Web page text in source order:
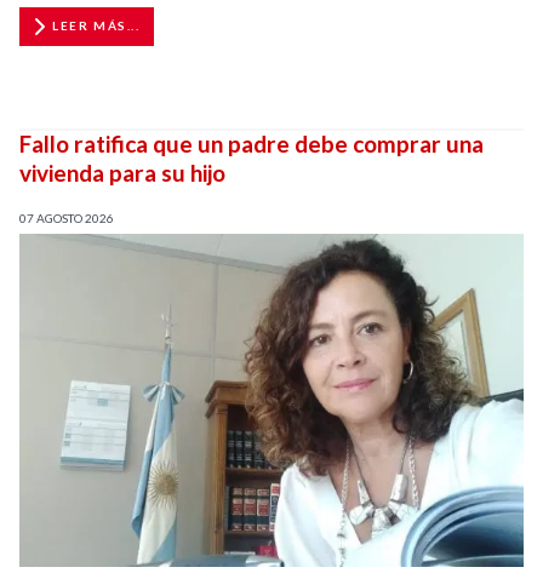
LEER MÁS...
Fallo ratifica que un padre debe comprar una
vivienda para su hijo
07 AGOSTO 2026